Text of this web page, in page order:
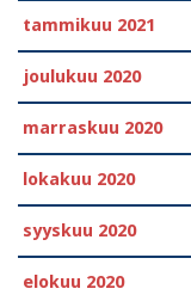
tammikuu 2021
joulukuu 2020
marraskuu 2020
lokakuu 2020
syyskuu 2020
elokuu 2020